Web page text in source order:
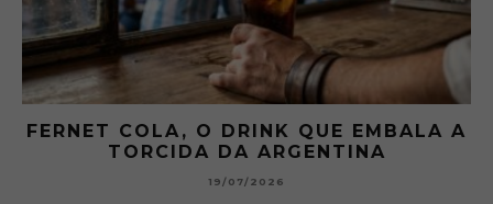
FERNET COLA, O DRINK QUE EMBALA A
TORCIDA DA ARGENTINA
19/07/2026